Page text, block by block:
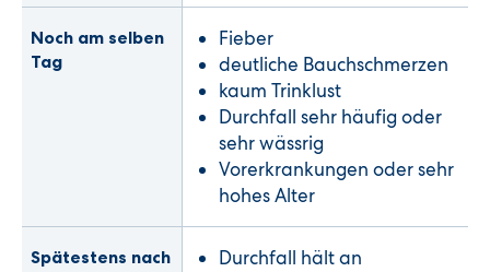
Noch am selben
Tag
Fieber
deutliche Bauchschmerzen
kaum Trinklust
Durchfall sehr häufig oder
sehr wässrig
Vorerkrankungen oder sehr
hohes Alter
Spätestens nach
Durchfall hält an